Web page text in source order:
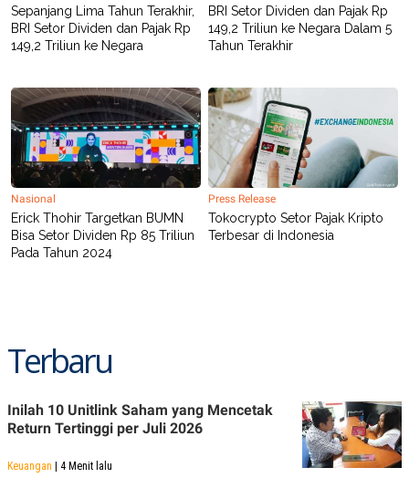
JARINGAN
K
T
A
N
A
C
A
E
M
Y
P
S
S
R
E
L
E
S
E
.
I
D
A
N
C
E
K
J
A
I
T
Sepanjang Lima Tahun Terakhir,
BRI Setor Dividen dan Pajak Rp
149,2 Triliun ke Negara
BRI Setor Dividen dan Pajak Rp
149,2 Triliun ke Negara Dalam 5
Tahun Terakhir
Nasional
Erick Thohir Targetkan BUMN
Bisa Setor Dividen Rp 85 Triliun
Pada Tahun 2024
Press Release
Tokocrypto Setor Pajak Kripto
Terbesar di Indonesia
Terbaru
Inilah 10 Unitlink Saham yang Mencetak
Return Tertinggi per Juli 2026
Keuangan | 4 Menit lalu